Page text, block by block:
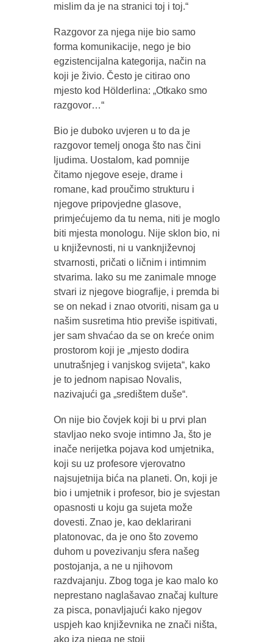
mislim da je na stranici toj i toj.“
Razgovor za njega nije bio samo
forma komunikacije, nego je bio
egzistencijalna kategorija, način na
koji je živio. Često je citirao ono
mjesto kod Hölderlina: „Otkako smo
razgovor…“
Bio je duboko uvjeren u to da je
razgovor temelj onoga što nas čini
ljudima. Uostalom, kad pomnije
čitamo njegove eseje, drame i
romane, kad proučimo strukturu i
njegove pripovjedne glasove,
primjećujemo da tu nema, niti je moglo
biti mjesta monologu. Nije sklon bio, ni
u književnosti, ni u vanknjiževnoj
stvarnosti, pričati o ličnim i intimnim
stvarima. Iako su me zanimale mnoge
stvari iz njegove biografije, i premda bi
se on nekad i znao otvoriti, nisam ga u
našim susretima htio previše ispitivati,
jer sam shvaćao da se on kreće onim
prostorom koji je „mjesto dodira
unutrašnjeg i vanjskog svijeta“, kako
je to jednom napisao Novalis,
nazivajući ga „središtem duše“.
On nije bio čovjek koji bi u prvi plan
stavljao neko svoje intimno Ja, što je
inače nerijetka pojava kod umjetnika,
koji su uz profesore vjerovatno
najsujetnija bića na planeti. On, koji je
bio i umjetnik i profesor, bio je svjestan
opasnosti u koju ga sujeta može
dovesti. Znao je, kao deklarirani
platonovac, da je ono što zovemo
duhom u povezivanju sfera našeg
postojanja, a ne u njihovom
razdvajanju. Zbog toga je kao malo ko
neprestano naglašavao značaj kulture
za pisca, ponavljajući kako njegov
uspjeh kao književnika ne znači ništa,
ako iza njega ne stoji